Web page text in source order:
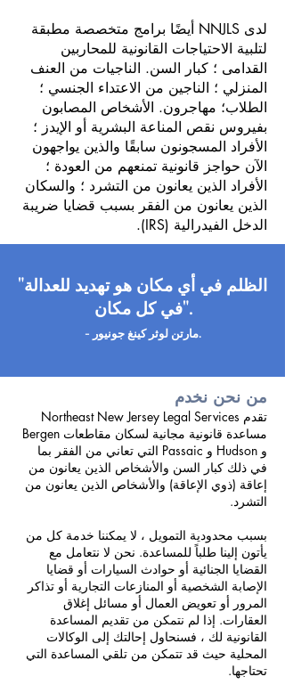
لدى NNJLS أيضًا برامج متخصصة مطبقة
لتلبية الاحتياجات القانونية للمحاربين
القدامى ؛ كبار السن. الناجيات من العنف
المنزلي ؛ الناجين من الاعتداء الجنسي ؛
الطلاب؛ مهاجرون. الأشخاص المصابون
بفيروس نقص المناعة البشرية أو الإيدز ؛
الأفراد المسجونون سابقًا والذين يواجهون
الآن حواجز قانونية تمنعهم من العودة ؛
الأفراد الذين يعانون من التشرد ؛ والسكان
الذين يعانون من الفقر بسبب قضايا ضريبة
الدخل الفيدرالية (IRS).
"الظلم في أي مكان هو تهديد للعدالة
في كل مكان".
- مارتن لوثر كينغ جونيور.
من نحن نخدم
تقدم Northeast New Jersey Legal Services
مساعدة قانونية مجانية لسكان مقاطعات Bergen
و Hudson و Passaic التي تعاني من الفقر بما
في ذلك كبار السن والأشخاص الذين يعانون من
إعاقة (ذوي الإعاقة) والأشخاص الذين يعانون من
التشرد.
بسبب محدودية التمويل ، لا يمكننا خدمة كل من
يأتون إلينا طلباً للمساعدة. نحن لا نتعامل مع
القضايا الجنائية أو حوادث السيارات أو قضايا
الإصابة الشخصية أو المنازعات التجارية أو تذاكر
المرور أو تعويض العمال أو مسائل إغلاق
العقارات. إذا لم نتمكن من تقديم المساعدة
القانونية لك ، فسنحاول إحالتك إلى الوكالات
المحلية حيث قد تتمكن من تلقي المساعدة التي
تحتاجها.